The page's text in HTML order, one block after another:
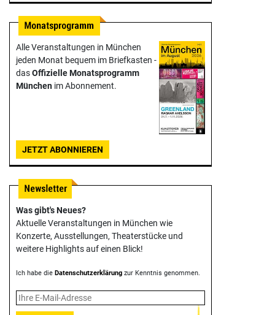
Alle Veranstaltungen in München
jeden Monat bequem im Briefkasten -
dasOffizielle Monats­programm
München im Abonnement.
JETZT ABONNIEREN
Was gibt's Neues?
Aktuelle Veranstaltungen in München wie
Konzerte, Ausstellungen, Theater­stücke und
weitere Highlights auf einen Blick!
Ich habe die Datenschutzerklärung zur Kenntnis genommen.